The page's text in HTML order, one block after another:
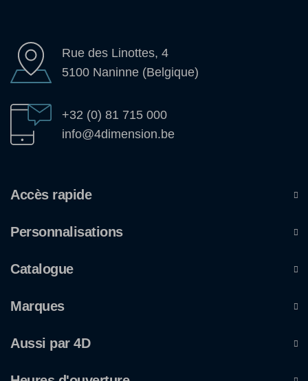
Rue des Linottes, 4
5100 Naninne (Belgique)
+32 (0) 81 715 000
info@4dimension.be
Accès rapide
Personnalisations
Catalogue
Marques
Aussi par 4D